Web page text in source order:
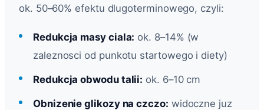
ok. 50–60% efektu dlugoterminowego, czyli:
Redukcja masy ciala: ok. 8–14% (w
zaleznosci od punkotu startowego i diety)
Redukcja obwodu talii: ok. 6–10 cm
Obnizenie glikozy na czczo: widoczne juz